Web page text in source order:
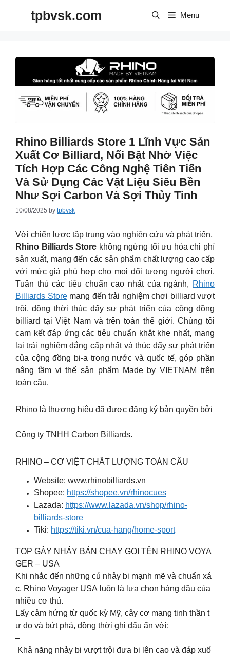
tpbvsk.com Menu
Rhino Billiards Store 1 Lĩnh Vực Sản
Xuất Cơ Billiard, Nổi Bật Nhờ Việc
Tích Hợp Các Công Nghệ Tiên Tiến
Và Sử Dụng Các Vật Liệu Siêu Bền
Như Sợi Carbon Và Sợi Thủy Tinh
10/08/2025 by tpbvsk
Với chiến lược tập trung vào nghiên cứu và phát triển,
Rhino Billiards Store không ngừng tối ưu hóa chi phí
sản xuất, mang đến các sản phẩm chất lượng cao cấp
với mức giá phù hợp cho mọi đối tượng người chơi.
Tuân thủ các tiêu chuẩn cao nhất của ngành, Rhino
Billiards Storemang đến trải nghiệm chơi billiard vượt
trội, đồng thời thúc đẩy sự phát triển của cộng đồng
billiard tại Việt Nam và trên toàn thế giới. Chúng tôi
cam kết đáp ứng các tiêu chuẩn khắt khe nhất, mang
lại trải nghiệm đẳng cấp nhất và thúc đẩy sự phát triển
của cộng đồng bi-a trong nước và quốc tế, góp phần
nâng tầm vị thế sản phẩm Made by VIETNAM trên
toàn cầu.
Rhino là thương hiệu đã được đăng ký bản quyền bởi
Công ty TNHH Carbon Billiards.
RHINO – CƠ VIỆT CHẤT LƯỢNG TOÀN CẦU
Website: www.rhinobilliards.vn
Shopee: https://shopee.vn/rhinocues
Lazada: https://www.lazada.vn/shop/rhino-
billiards-store
Tiki: https://tiki.vn/cua-hang/home-sport
TOP GẬY NHẢY BÁN CHẠY GỌI TÊN RHINO VOYA
GER – USA
Khi nhắc đến những cú nhảy bi mạnh mẽ và chuẩn xá
c, Rhino Voyager USA luôn là lựa chọn hàng đầu của
nhiều cơ thủ.
Lấy cảm hứng từ quốc kỳ Mỹ, cây cơ mang tinh thần t
ự do và bứt phá, đồng thời ghi dấu ấn với:
–
Khả năng nhảy bi vượt trội đưa bi lên cao và đáp xuố